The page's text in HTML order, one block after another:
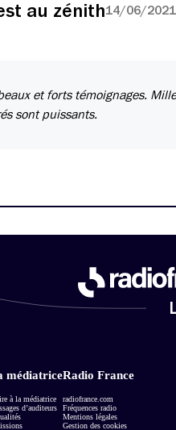
au zénith14/06/2021
et forts témoignages.
sont puissants.
médiatrice
à la médiatrice
d’auditeurs
Radio France
radiofrance.com
Fréquences radio
Mentions légales
Gestion des cookies